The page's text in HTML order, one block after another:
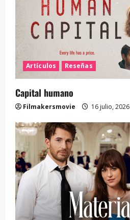
Artículos Reseñas
Capital humano
Filmakersmovie 16 julio, 2026